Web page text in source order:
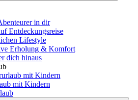
in dir
Entdeckungsreise
Lifestyle
Erholung & Komfort
dich hinaus
mit Kindern
mit Kindern